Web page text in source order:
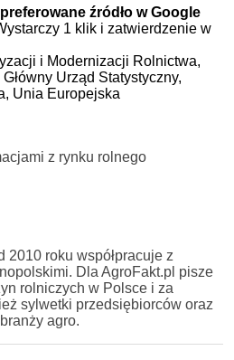
źródło w Google
1 klik i zatwierdzenie w
i Modernizacji Rolnictwa,
Główny Urząd Statystyczny,
Unia Europejska
z rynku rolnego
2010 roku współpracuje z
Dla AgroFakt.pl pisze
rolniczych w Polsce i za
sylwetki przedsiębiorców oraz
agro.